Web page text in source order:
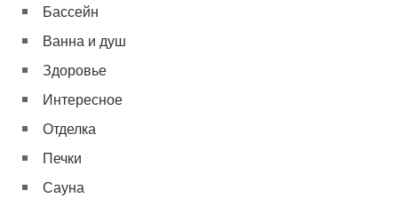
Бассейн
Ванна и душ
Здоровье
Интересное
Отделка
Печки
Сауна